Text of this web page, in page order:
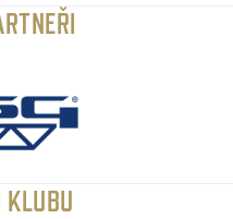
KLUBU